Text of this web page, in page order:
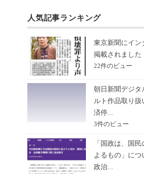
人気記事ランキング
東京新聞にイン
掲載されました
22件のビュー
朝日新聞デジタ
ルト作品取り
済停...
3件のビュー
「国政は、国
よるもの」につ
政治...